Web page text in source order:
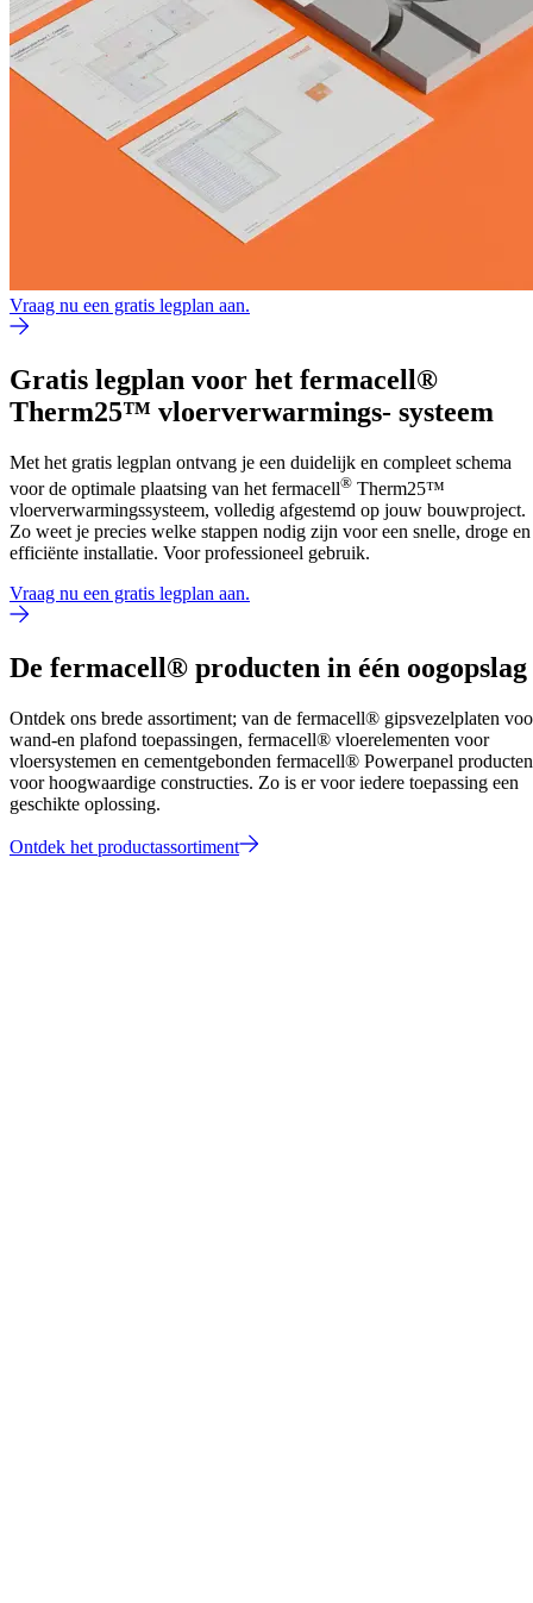
Vraag nu een gratis legplan aan.
Gratis legplan voor het fermacell®
Therm25™ vloerverwarmings- systeem
Met het gratis legplan ontvang je een duidelijk en compleet schema
voor de optimale plaatsing van het fermacell® Therm25™
vloerverwarmingssysteem, volledig afgestemd op jouw bouwproject.
Zo weet je precies welke stappen nodig zijn voor een snelle, droge en
efficiënte installatie. Voor professioneel gebruik.
Vraag nu een gratis legplan aan.
De fermacell® producten in één oogopslag
Ontdek ons brede assortiment; van de fermacell® gipsvezelplaten
wand-en plafond toepassingen, fermacell® vloerelementen voor
vloersystemen en cementgebonden fermacell® Powerpanel producten
voor hoogwaardige constructies. Zo is er voor iedere toepassing een
geschikte oplossing.
Ontdek het productassortiment